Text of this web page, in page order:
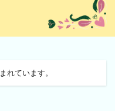
れています。